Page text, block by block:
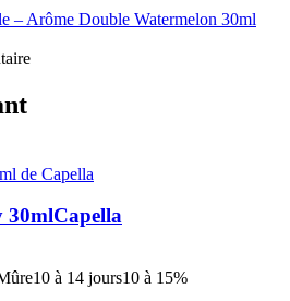
– Arôme Double Watermelon 30ml
30mlCapella
10 à 14 jours10 à 15%